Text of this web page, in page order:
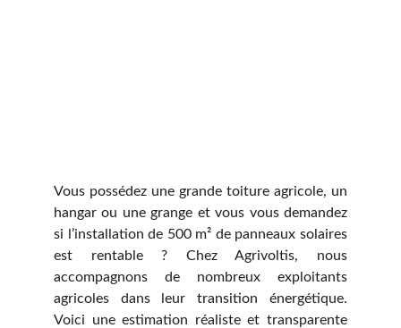
Vous possédez une grande toiture agricole, un
hangar ou une grange et vous vous demandez
si l’installation de 500 m² de panneaux solaires
est rentable ? Chez Agrivoltis, nous
accompagnons de nombreux exploitants
agricoles dans leur transition énergétique.
Voici une estimation réaliste et transparente